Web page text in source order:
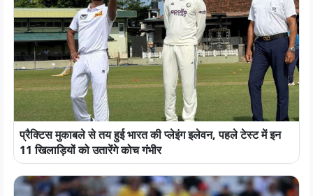
प्रैक्टिस मुकाबले से तय हुई भारत की प्लेइंग इलेवन, पहले टेस्ट में इन
11 खिलाड़ियों को उतारेंगे कोच गंभीर